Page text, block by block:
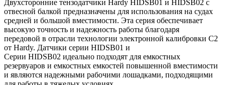
Двухсторонние тензодатчики Hardy HIDSB01 и HIDSB02 с
отвесной балкой предназначены для использования на судах
средней и большой вместимости. Эта серия обеспечивает
высокую точность и надежность работы благодаря
передовой в отрасли технологии электронной калибровки C2
от Hardy. Датчики серии HIDSB01 и
Серии HIDSB02 идеально подходят для емкостных
резервуаров и емкостных емкостей повышенной вместимости
и являются надежными рабочими лошадками, подходящими